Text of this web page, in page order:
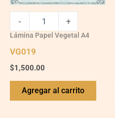
- +
Lámina Papel Vegetal A4
VG019
$1,500.00
Agregar al carrito